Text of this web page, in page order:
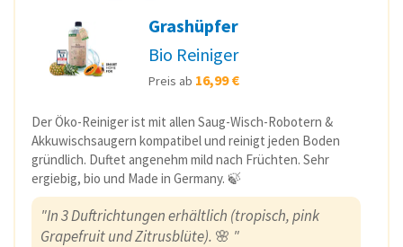
Grashüpfer
Bio Reiniger
Preis ab 16,99 €
Der Öko-Reiniger ist mit allen Saug-Wisch-Robotern &
Akkuwischsaugern kompatibel und reinigt jeden Boden
gründlich. Duftet angenehm mild nach Früchten. Sehr
ergiebig, bio und Made in Germany. 🍃
"In 3 Duftrichtungen erhältlich (tropisch, pink
Grapefruit und Zitrusblüte). 🌸 "